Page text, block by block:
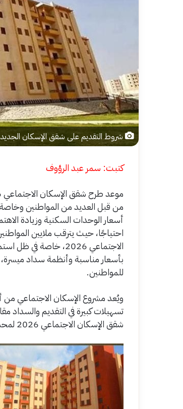
شروط التقديم على شقق الإسكان الجديدة
كتبت: سمر عبد الرؤوف
من قبل العديد من المواطنين
أسعار الوحدات السكنية وزيادة
احتياجًا، حيث يترقب ملايين
الاجتماعي 2026،
بأسعار مناسبة وأنظمة سداد
للمواطنين.
ويُعد مشروع الإسكان الاجتماعي من
شقق الإسكان الاجتماعي 2026 لمحدودي الدخل، وتفاصيل الحجز.